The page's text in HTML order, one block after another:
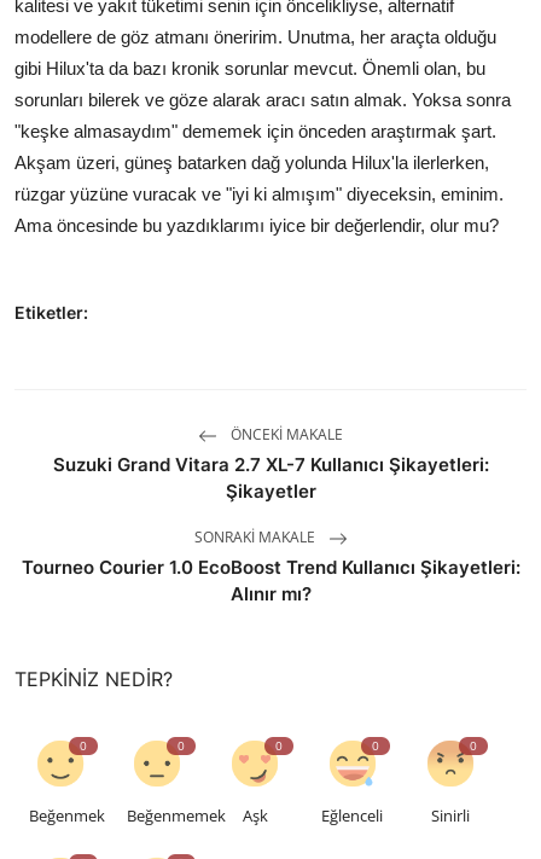
kalitesi ve yakıt tüketimi senin için öncelikliyse, alternatif
modellere de göz atmanı öneririm. Unutma, her araçta olduğu
gibi Hilux'ta da bazı kronik sorunlar mevcut. Önemli olan, bu
sorunları bilerek ve göze alarak aracı satın almak. Yoksa sonra
"keşke almasaydım" dememek için önceden araştırmak şart.
Akşam üzeri, güneş batarken dağ yolunda Hilux'la ilerlerken,
rüzgar yüzüne vuracak ve "iyi ki almışım" diyeceksin, eminim.
Ama öncesinde bu yazdıklarımı iyice bir değerlendir, olur mu?
Etiketler:
ÖNCEKI MAKALE
Suzuki Grand Vitara 2.7 XL-7 Kullanıcı Şikayetleri:
Şikayetler
SONRAKI MAKALE
Tourneo Courier 1.0 EcoBoost Trend Kullanıcı Şikayetleri:
Alınır mı?
TEPKINIZ NEDIR?
0
Beğenmek
0
Beğenmemek
0
Aşk
0
Eğlenceli
0
Sinirli